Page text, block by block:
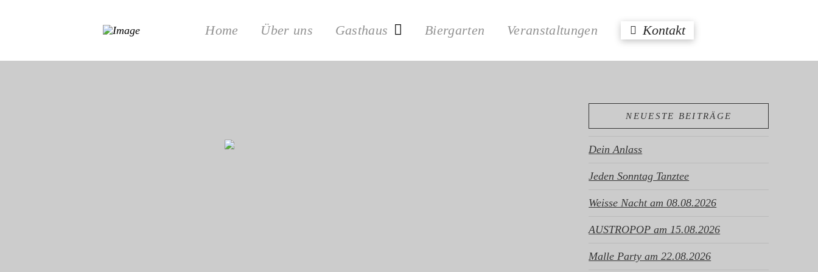
Home Über uns Gasthaus Biergarten Veranstaltungen Kontakt
NEUESTE BEITRÄGE
Dein Anlass
Jeden Sonntag Tanztee
Weisse Nacht am 08.08.2026
AUSTROPOP am 15.08.2026
Malle Party am 22.08.2026